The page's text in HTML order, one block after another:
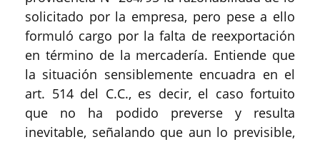
solicitado por la empresa, pero pese a ello
formuló cargo por la falta de reexportación
en término de la mercadería. Entiende que
la situación sensiblemente encuadra en el
art. 514 del C.C., es decir, el caso fortuito
que no ha podido preverse y resulta
inevitable, señalando que aun lo previsible,